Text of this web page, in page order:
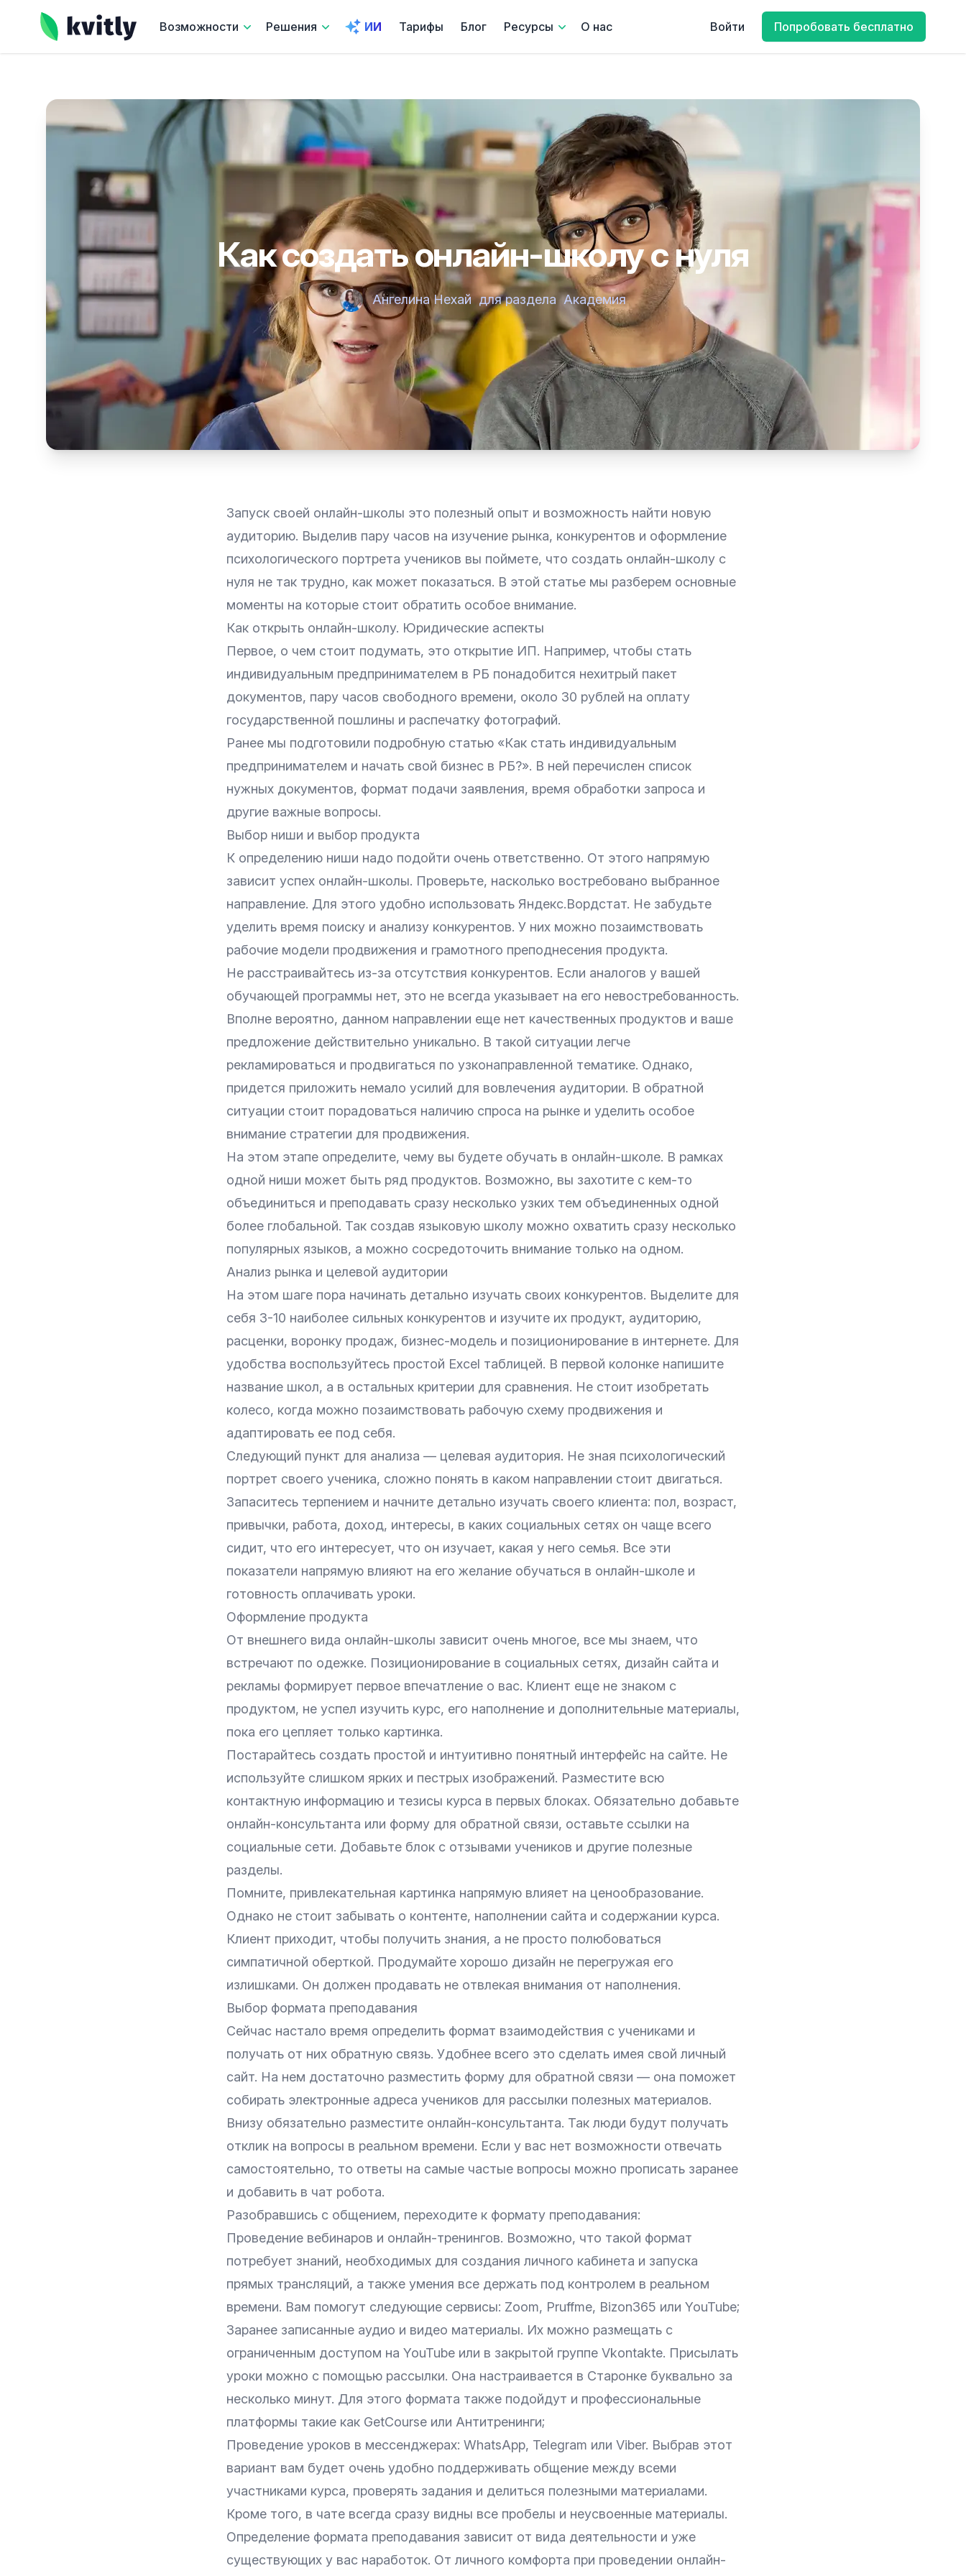
kvitly Возможности Решения ИИ Тарифы Блог Ресурсы О нас Войти Попробовать бесплатно
Как создать онлайн-школу с нуля
Ангелина Нехайдля раздела Академия
Запуск своей онлайн-школы это полезный опыт и возможность найти новую
аудиторию. Выделив пару часов на изучение рынка, конкурентов и оформление
психологического портрета учеников вы поймете, что создать онлайн-школу с
нуля не так трудно, как может показаться. В этой статье мы разберем основные
моменты на которые стоит обратить особое внимание.
Как открыть онлайн-школу. Юридические аспекты
Первое, о чем стоит подумать, это открытие ИП. Например, чтобы стать
индивидуальным предпринимателем в РБ понадобится нехитрый пакет
документов, пару часов свободного времени, около 30 рублей на оплату
государственной пошлины и распечатку фотографий.
Ранее мы подготовили подробную статью «Как стать индивидуальным
предпринимателем и начать свой бизнес в РБ?». В ней перечислен список
нужных документов, формат подачи заявления, время обработки запроса и
другие важные вопросы.
Выбор ниши и выбор продукта
К определению ниши надо подойти очень ответственно. От этого напрямую
зависит успех онлайн-школы. Проверьте, насколько востребовано выбранное
направление. Для этого удобно использовать Яндекс.Вордстат. Не забудьте
уделить время поиску и анализу конкурентов. У них можно позаимствовать
рабочие модели продвижения и грамотного преподнесения продукта.
Не расстраивайтесь из-за отсутствия конкурентов. Если аналогов у вашей
обучающей программы нет, это не всегда указывает на его невостребованность.
Вполне вероятно, данном направлении еще нет качественных продуктов и ваше
предложение действительно уникально. В такой ситуации легче
рекламироваться и продвигаться по узконаправленной тематике. Однако,
придется приложить немало усилий для вовлечения аудитории. В обратной
ситуации стоит порадоваться наличию спроса на рынке и уделить особое
внимание стратегии для продвижения.
На этом этапе определите, чему вы будете обучать в онлайн-школе. В рамках
одной ниши может быть ряд продуктов. Возможно, вы захотите с кем-то
объединиться и преподавать сразу несколько узких тем объединенных одной
более глобальной. Так создав языковую школу можно охватить сразу несколько
популярных языков, а можно сосредоточить внимание только на одном.
Анализ рынка и целевой аудитории
На этом шаге пора начинать детально изучать своих конкурентов. Выделите для
себя 3-10 наиболее сильных конкурентов и изучите их продукт, аудиторию,
расценки, воронку продаж, бизнес-модель и позиционирование в интернете. Для
удобства воспользуйтесь простой Excel таблицей. В первой колонке напишите
название школ, а в остальных критерии для сравнения. Не стоит изобретать
колесо, когда можно позаимствовать рабочую схему продвижения и
адаптировать ее под себя.
Следующий пункт для анализа — целевая аудитория. Не зная психологический
портрет своего ученика, сложно понять в каком направлении стоит двигаться.
Запаситесь терпением и начните детально изучать своего клиента: пол, возраст,
привычки, работа, доход, интересы, в каких социальных сетях он чаще всего
сидит, что его интересует, что он изучает, какая у него семья. Все эти
показатели напрямую влияют на его желание обучаться в онлайн-школе и
готовность оплачивать уроки.
Оформление продукта
От внешнего вида онлайн-школы зависит очень многое, все мы знаем, что
встречают по одежке. Позиционирование в социальных сетях, дизайн сайта и
рекламы формирует первое впечатление о вас. Клиент еще не знаком с
продуктом, не успел изучить курс, его наполнение и дополнительные материалы,
пока его цепляет только картинка.
Постарайтесь создать простой и интуитивно понятный интерфейс на сайте. Не
используйте слишком ярких и пестрых изображений. Разместите всю
контактную информацию и тезисы курса в первых блоках. Обязательно добавьте
онлайн-консультанта или форму для обратной связи, оставьте ссылки на
социальные сети. Добавьте блок с отзывами учеников и другие полезные
разделы.
Помните, привлекательная картинка напрямую влияет на ценообразование.
Однако не стоит забывать о контенте, наполнении сайта и содержании курса.
Клиент приходит, чтобы получить знания, а не просто полюбоваться
симпатичной оберткой. Продумайте хорошо дизайн не перегружая его
излишками. Он должен продавать не отвлекая внимания от наполнения.
Выбор формата преподавания
Сейчас настало время определить формат взаимодействия с учениками и
получать от них обратную связь. Удобнее всего это сделать имея свой личный
сайт. На нем достаточно разместить форму для обратной связи — она поможет
собирать электронные адреса учеников для рассылки полезных материалов.
Внизу обязательно разместите онлайн-консультанта. Так люди будут получать
отклик на вопросы в реальном времени. Если у вас нет возможности отвечать
самостоятельно, то ответы на самые частые вопросы можно прописать заранее
и добавить в чат робота.
Разобравшись с общением, переходите к формату преподавания:
Проведение вебинаров и онлайн-тренингов. Возможно, что такой формат
потребует знаний, необходимых для создания личного кабинета и запуска
прямых трансляций, а также умения все держать под контролем в реальном
времени. Вам помогут следующие сервисы: Zoom, Pruffme, Bizon365 или YouTube;
Заранее записанные аудио и видео материалы. Их можно размещать с
ограниченным доступом на YouTube или в закрытой группе Vkontakte. Присылать
уроки можно с помощью рассылки. Она настраивается в Старонке буквально за
несколько минут. Для этого формата также подойдут и профессиональные
платформы такие как GetCourse или Антитренинги;
Проведение уроков в мессенджерах: WhatsApp, Telegram или Viber. Выбрав этот
вариант вам будет очень удобно поддерживать общение между всеми
участниками курса, проверять задания и делиться полезными материалами.
Кроме того, в чате всегда сразу видны все пробелы и неусвоенные материалы.
Определение формата преподавания зависит от вида деятельности и уже
существующих у вас наработок. От личного комфорта при проведении онлайн-